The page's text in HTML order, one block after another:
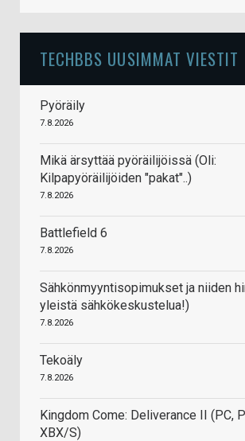
TECHBBS UUSIMMAT VIESTIT
Pyöräily
7.8.2026
Mikä ärsyttää pyöräilijöissä (Oli:
Kilpapyöräilijöiden "pakat"..)
7.8.2026
Battlefield 6
7.8.2026
Sähkönmyyntisopimukset ja niiden
yleistä sähkökeskustelua!)
7.8.2026
Tekoäly
7.8.2026
Kingdom Come: Deliverance II (PC,
XBX/S)